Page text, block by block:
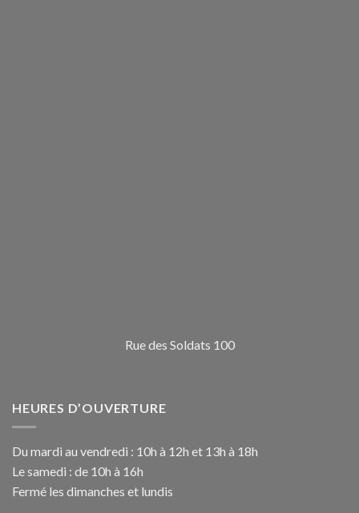
Rue des Soldats 100
HEURES D’OUVERTURE
Du mardi au vendredi : 10h à 12h et 13h à 18h
Le samedi : de 10h à 16h
Fermé les dimanches et lundis